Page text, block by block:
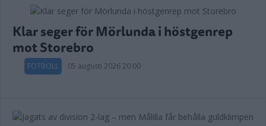
Klar seger för Mörlunda i höstgenrep
mot Storebro
FOTBOLL 05 augusti 2026 20.00